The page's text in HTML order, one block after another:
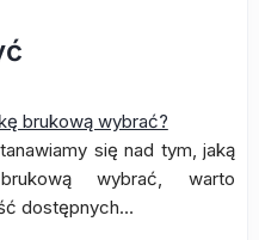
brukową wybrać?
się nad tym, jaką
wybrać, warto
dostępnych…